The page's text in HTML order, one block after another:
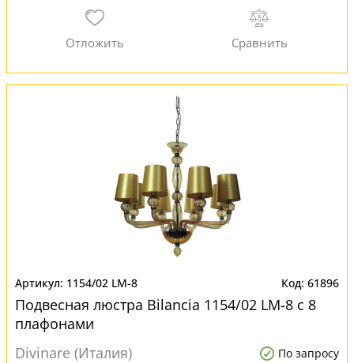
1154/02 LM-8 61896
Подвесная люстра Bilancia 1154/02 LM-8 с 8
плафонами
Divinare (Италия)
По запросу